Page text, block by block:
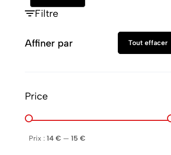
Filtre
Affiner par Tout effacer
Price
Prix : 14 € — 15 €